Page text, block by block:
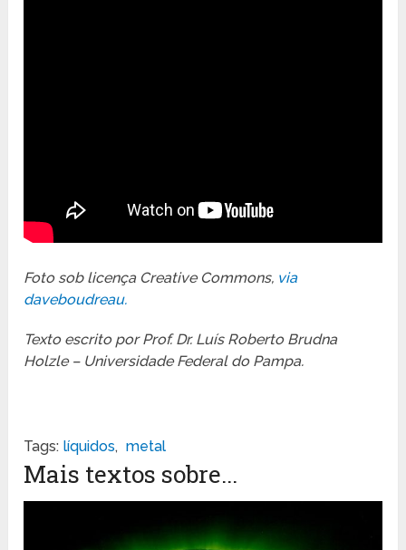
Foto sob licença Creative Commons, via
daveboudreau.
Texto escrito por Prof. Dr. Luís Roberto Brudna
Holzle – Universidade Federal do Pampa.
Tags: líquidos, metal
Mais textos sobre...